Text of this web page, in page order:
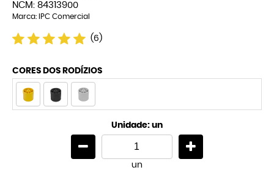
NCM: 84313900
Marca: IPC Comercial
(6)
CORES DOS RODÍZIOS
Unidade: un
un